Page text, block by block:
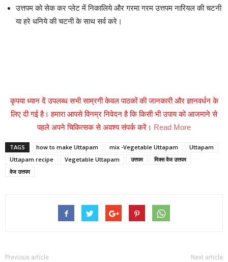
उत्तपम को सेक कर प्लेट में निकालिये और गरमा गरम उत्तपम नारियल की चटनी
या हरे धनिये की चटनी के साथ सर्व करे।
कृपया ध्यान दें उपलब्ध सभी साम्रगी केवल पाठकों की जानकारी और ज्ञानवर्धन के
लिए दी गई है। हमारा आपसे विनम्र निवेदन है कि किसी भी उपाय को आजमाने से
पहले अपने चिकित्सक से अवश्य संपर्क करें। Read More
TAGS how to make Uttapam mix -Vegetable Uttapam
Uttapam
Uttapam recipe
Vegetable Uttapam उत्तपम
मिक्स वेज उत्तपम
वेज उत्तपम
Previous article Next article